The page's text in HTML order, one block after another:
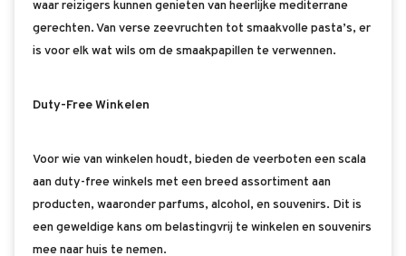
waar reizigers kunnen genieten van heerlijke mediterrane
gerechten. Van verse zeevruchten tot smaakvolle pasta’s, er
is voor elk wat wils om de smaakpapillen te verwennen.
Duty-Free Winkelen
Voor wie van winkelen houdt, bieden de veerboten een scala
aan duty-free winkels met een breed assortiment aan
producten, waaronder parfums, alcohol, en souvenirs. Dit is
een geweldige kans om belastingvrij te winkelen en souvenirs
mee naar huis te nemen.